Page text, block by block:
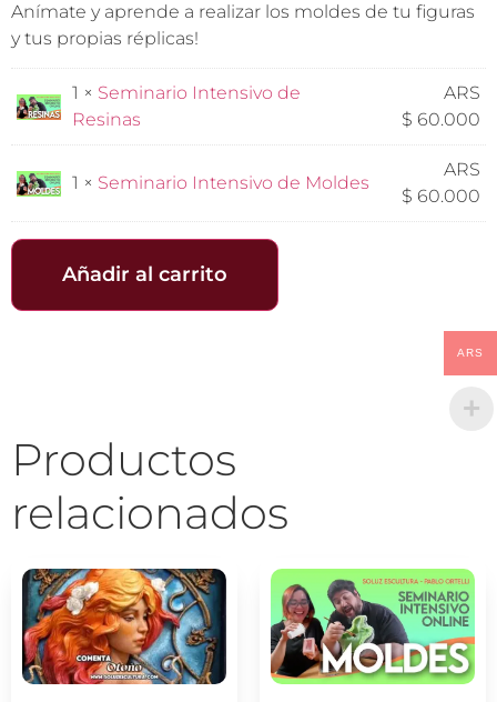
Anímate y aprende a realizar los moldes de tu figuras
y tus propias réplicas!
1 × Seminario Intensivo de
Resinas
ARS
$ 60.000
1 × Seminario Intensivo de Moldes
ARS
$ 60.000
Añadir al carrito
Productos
relacionados
ARS